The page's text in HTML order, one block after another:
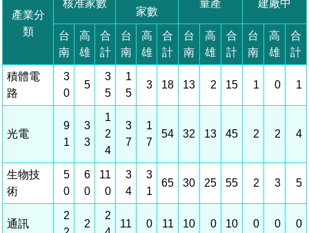
園區電子看板專區
組織架構
組織職掌
管理局位置
年度工作展望
國家科學及技術委員會重大政策
廉政園地
工作職掌與聯絡管道
廉政反貪、防貪專區
廉政資訊
公職人員及關係人補助交易身分關係公開專區
獲獎記錄
檔案應用專區
檔案應用服務須知
檔案應用及宣導活動
WebMail(新)
土地規劃
水電供應
園區土地廠房宿舍出租資訊
園區資源再生中心
污水處理廠
競爭優勢
土地規劃
水電供應
園區土地廠房宿舍出租資訊
污水處理廠
橋頭園區
簡介
競爭優勢
土地規劃
水電供應
園區土地廠房宿舍出租資訊
新設園區
交通資訊
機構及廠商名錄
廠商名錄
園區公會資訊
文化藝術
公共藝術
園區生活
申請流程及表單
入區申辦流程
申辦案件處理時限
投資業務
工商業務
通關業務
相關費用
園區事業管理費
土地及廠房租賃
宿舍租金費用
污水費
科學園區廠商服務網
園區課程及獎補助計畫
園區培訓課程
科學園區人才培育補助計畫
園區參訪申請
性平專區